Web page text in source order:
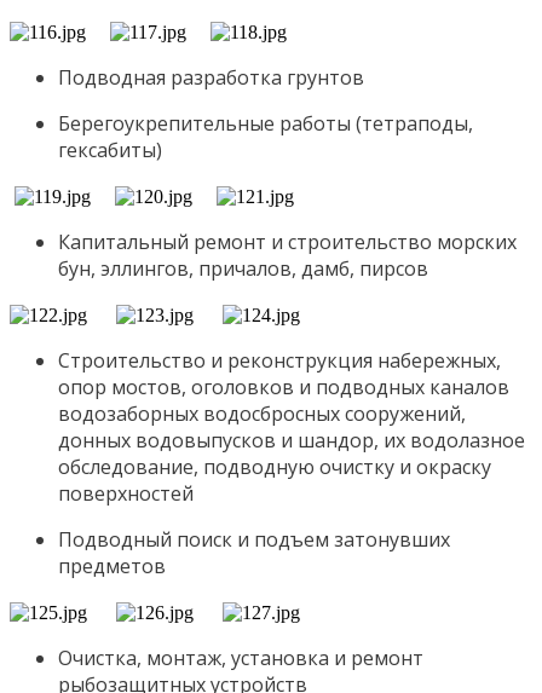
Подводная разработка грунтов
Берегоукрепительные работы (тетраподы,
гексабиты)
Капитальный ремонт и строительство морских
бун, эллингов, причалов, дамб, пирсов
Строительство и реконструкция набережных,
опор мостов, оголовков и подводных каналов
водозаборных водосбросных сооружений,
донных водовыпусков и шандор, их водолазное
обследование, подводную очистку и окраску
поверхностей
Подводный поиск и подъем затонувших
предметов
Очистка, монтаж, установка и ремонт
рыбозащитных устройств